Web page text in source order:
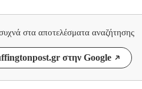
στα αποτελέσματα αναζήτησης
στην Google